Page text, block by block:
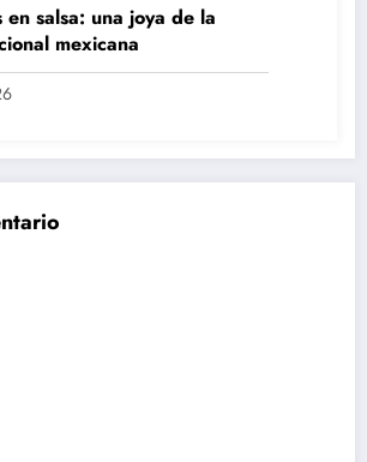
en salsa: una joya de la
mexicana